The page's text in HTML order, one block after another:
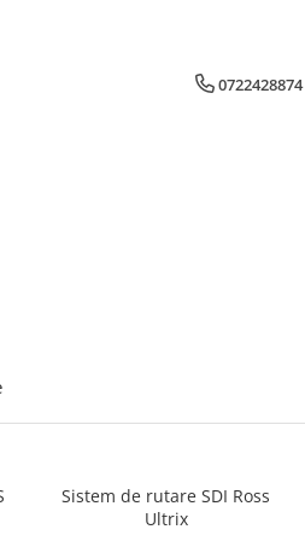
0722428874
Sistem de rutare SDI Ross
Ultrix